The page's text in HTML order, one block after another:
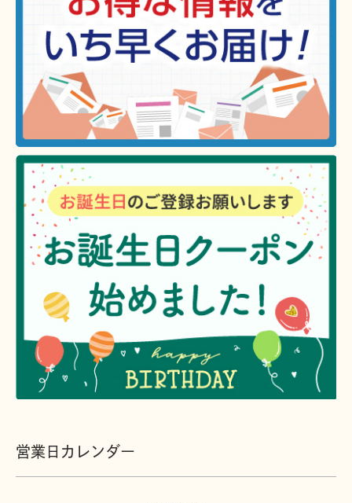
営業日カレンダー